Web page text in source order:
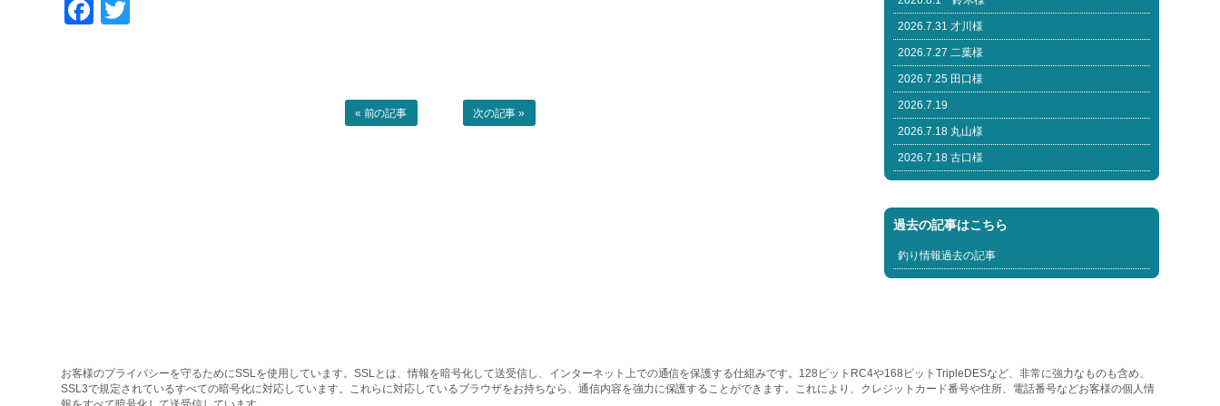
Facebook
« 前の記事 次の記事 »
2026.7.31 才川様
2026.7.27 二葉様
2026.7.25 田口様
2026.7.19
2026.7.18 丸山様
2026.7.18 古口様
過去の記事はこちら
釣り情報過去の記事
お客様のプライバシーを守るためにSSLを使用しています。SSLとは、情報を暗号化して送受信し、インターネット上での通信を保護する仕組みです。128ビットRC4や168ビットTripleDESなど、非常に強力なものも含め、
SSL3で規定されているすべての暗号化に対応しています。これらに対応しているブラウザをお持ちなら、通信内容を強力に保護することができます。これにより、クレジットカード番号や住所、電話番号などお客様の個人情